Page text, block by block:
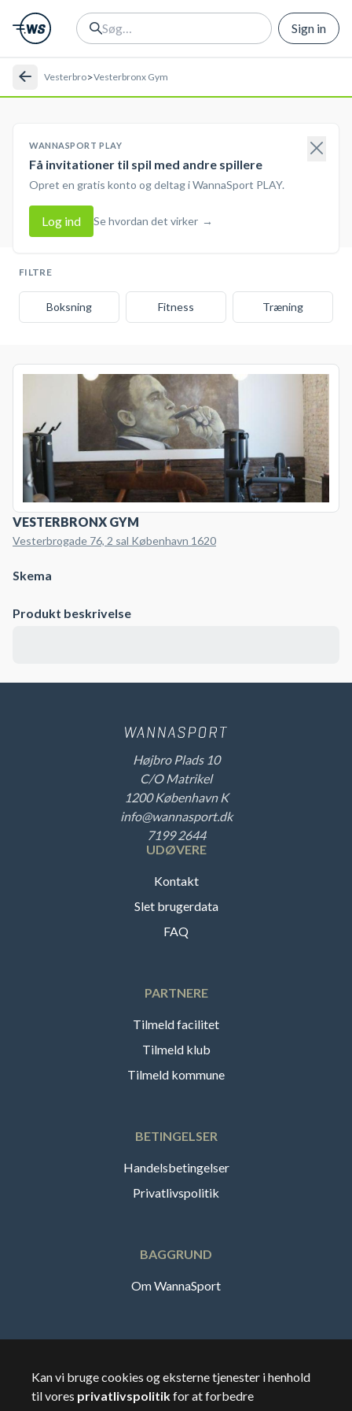
Sign in
Vesterbro>Vesterbronx Gym
WANNASPORT PLAY
Få invitationer til spil med andre spillere
Opret en gratis konto og deltag i WannaSport PLAY.
Log ind Se hvordan det virker →
FILTRE
Boksning Fitness Træning
VESTERBRONX GYM
Vesterbrogade 76, 2 sal København 1620
Skema
Produkt beskrivelse
Højbro Plads 10
C/O Matrikel
1200 København K
info@wannasport.dk
7199 2644
UDØVERE
Kontakt
Slet brugerdata
FAQ
PARTNERE
Tilmeld facilitet
Tilmeld klub
Tilmeld kommune
BETINGELSER
Handelsbetingelser
Privatlivspolitik
BAGGRUND
Om WannaSport
🇸🇪Sverige
Kan vi bruge cookies og eksterne tjenester i henhold
til vores privatlivspolitikfor at forbedre